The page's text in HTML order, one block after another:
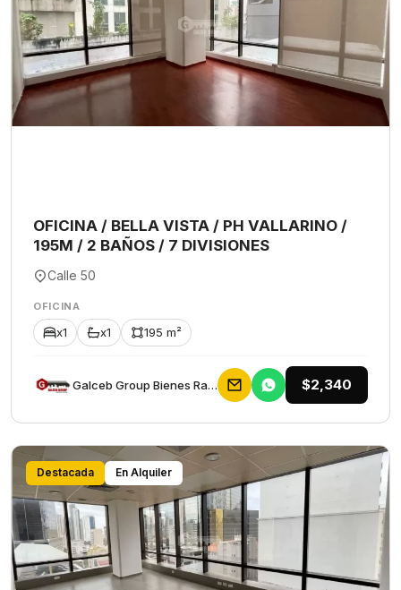
OFICINA / BELLA VISTA / PH VALLARINO /
195M / 2 BAÑOS / 7 DIVISIONES
Calle 50
OFICINA
x1 x1 195 m²
Galceb Group Bienes Raices $2,340
Destacada En Alquiler